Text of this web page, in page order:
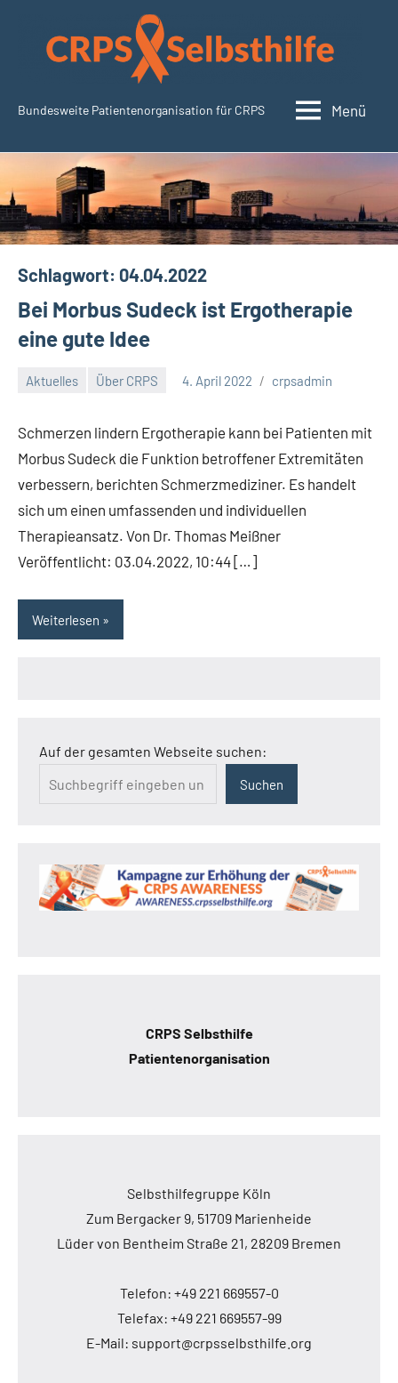
springen
CRPSSelbsthilfe.org
Bundesweite Patientenorganisation für CRPS Menü
Schlagwort: 04.04.2022
Bei Morbus Sudeck ist Ergotherapie
eine gute Idee
Aktuelles Über CRPS 4. April 2022 crpsadmin
Schmerzen lindern Ergotherapie kann bei Patienten mit
Morbus Sudeck die Funktion betroffener Extremitäten
verbessern, berichten Schmerzmediziner. Es handelt
sich um einen umfassenden und individuellen
Therapieansatz. Von Dr. Thomas Meißner
Veröffentlicht: 03.04.2022, 10:44 […]
Weiterlesen
Auf der gesamten Webseite suchen:
Suchen
CRPS Selbsthilfe
Patientenorganisation
Selbsthilfegruppe Köln
Zum Bergacker 9, 51709 Marienheide
Lüder von Bentheim Straße 21, 28209 Bremen
Telefon: +49 221 669557-0
Telefax: +49 221 669557-99
E-Mail: support@crpsselbsthilfe.org